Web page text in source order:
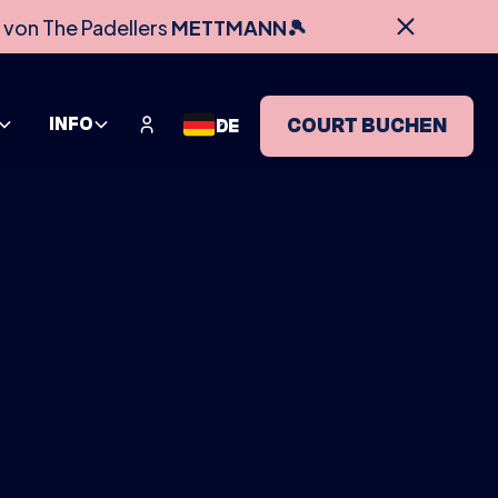
The Padellers METTMANN🎾
INFO DE COURT BUCHEN